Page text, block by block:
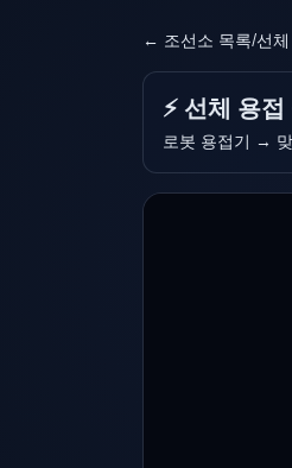
← 조선소 목록/선
⚡ 선체 용접
로봇 용접기 →